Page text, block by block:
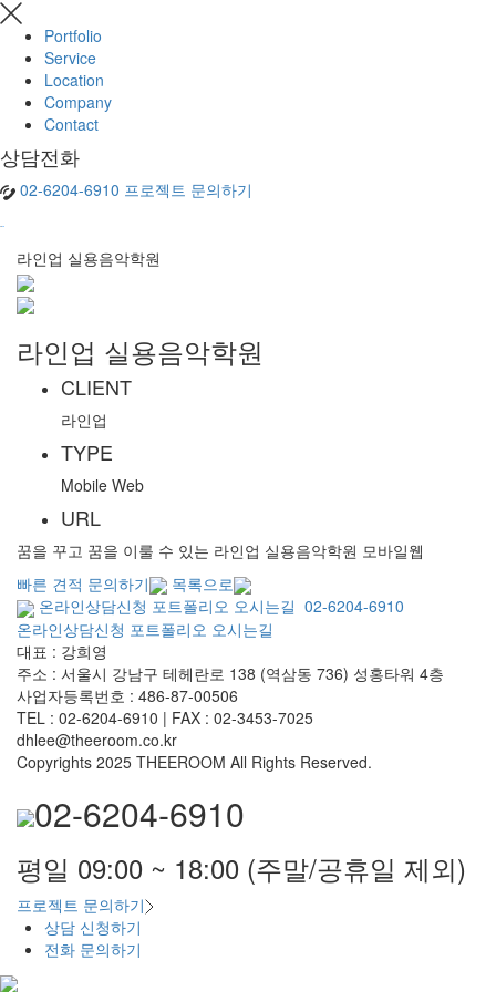
Portfolio
Service
Location
Company
Contact
상담전화
02-6204-6910 프로젝트 문의하기
라인업 실용음악학원
라인업 실용음악학원
CLIENT
라인업
TYPE
Mobile Web
URL
꿈을 꾸고 꿈을 이룰 수 있는 라인업 실용음악학원 모바일웹
빠른 견적 문의하기
목록으로
온라인상담신청 포트폴리오 오시는길 02-6204-6910
온라인상담신청 포트폴리오 오시는길
대표 : 강희영
주소 : 서울시 강남구 테헤란로 138 (역삼동 736) 성홍타워 4층
사업자등록번호 : 486-87-00506
TEL : 02-6204-6910 | FAX : 02-3453-7025
dhlee@theeroom.co.kr
Copyrights 2025 THEEROOM All Rights Reserved.
02-6204-6910
평일 09:00 ~ 18:00 (주말/공휴일 제외)
프로젝트 문의하기
상담 신청하기
전화 문의하기